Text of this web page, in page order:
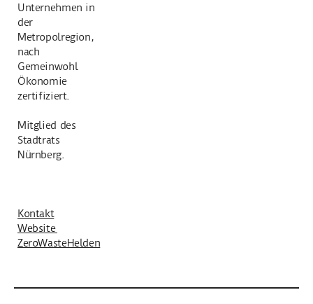
Unternehmen in
der
Metropolregion,
nach
Gemeinwohl
Ökonomie
zertifiziert.
Mitglied des
Stadtrats
Nürnberg.
Kontakt
Website
ZeroWasteHelden